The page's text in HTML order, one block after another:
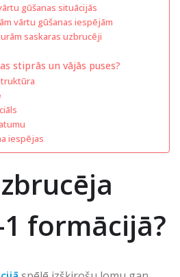
gūšanas situācijās
vārtu gūšanas iespējām
saskaras uzbrucēji
stiprās un vājās puses?
iespējas
formācijā?